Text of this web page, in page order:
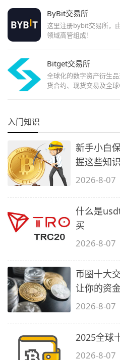
ByBit交易所
这里注册bybit交易所，
领域高管组成！
Bitget交易所
全球化的数字资产衍生
货合约、现货交易及全球
入门知识
新手小白
握这些知
2026-8-07
什么是
买
2026-8-07
币圈十大
让你的资
2026-8-07
2025全球
2026-8-07